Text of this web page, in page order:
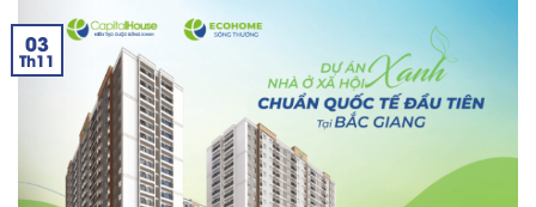
03
Th11